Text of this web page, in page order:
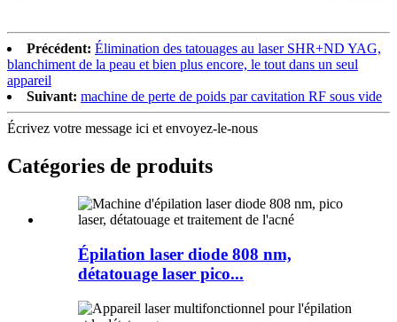
Précédent: Élimination des tatouages ​​au laser SHR+ND YAG,
blanchiment de la peau et bien plus encore, le tout dans un seul
appareil
Suivant: machine de perte de poids par cavitation RF sous vide
Écrivez votre message ici et envoyez-le-nous
Catégories de produits
Épilation laser diode 808 nm,
détatouage laser pico...